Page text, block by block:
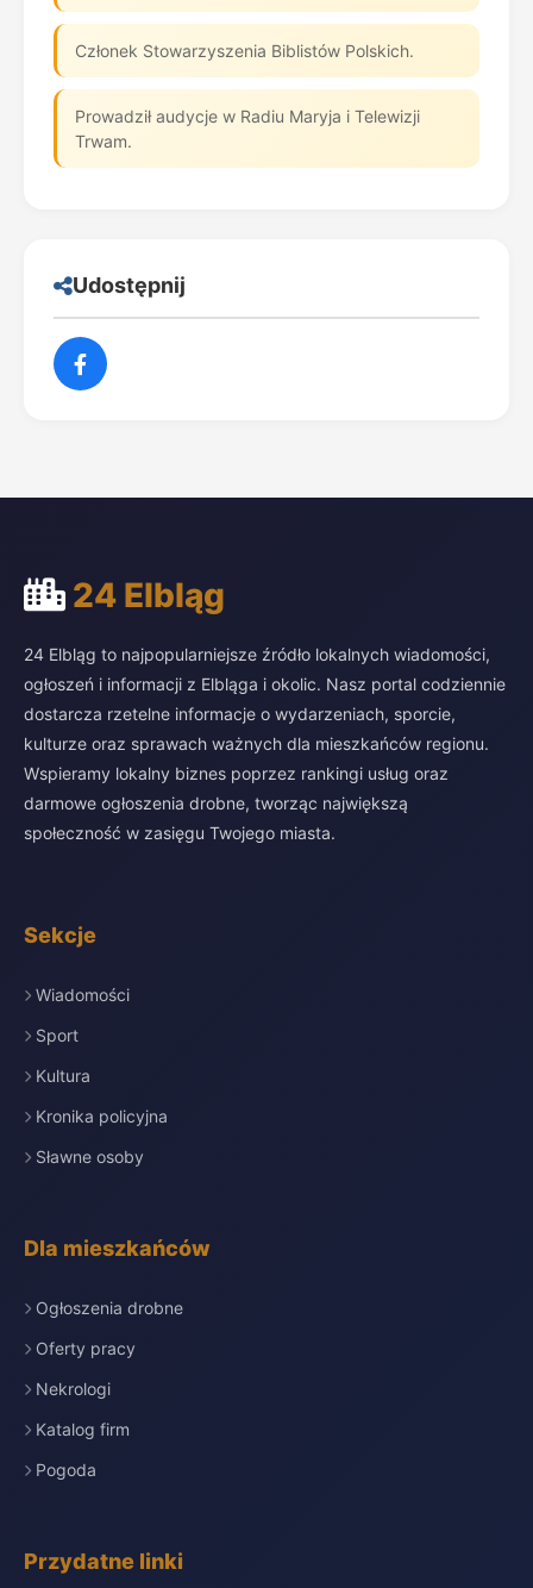
Członek Stowarzyszenia Biblistów Polskich.
Prowadził audycje w Radiu Maryja i Telewizji
Trwam.
Udostępnij
24 Elbląg
24 Elbląg to najpopularniejsze źródło lokalnych wiadomości,
ogłoszeń i informacji z Elbląga i okolic. Nasz portal codziennie
dostarcza rzetelne informacje o wydarzeniach, sporcie,
kulturze oraz sprawach ważnych dla mieszkańców regionu.
Wspieramy lokalny biznes poprzez rankingi usług oraz
darmowe ogłoszenia drobne, tworząc największą
społeczność w zasięgu Twojego miasta.
Sekcje
Wiadomości
Sport
Kultura
Kronika policyjna
Sławne osoby
Dla mieszkańców
Ogłoszenia drobne
Oferty pracy
Nekrologi
Katalog firm
Pogoda
Przydatne linki